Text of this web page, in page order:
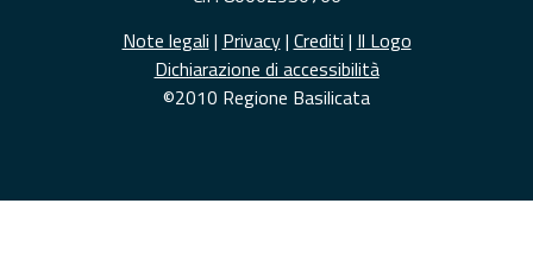
Note legali | Privacy| Crediti | Il Logo
Dichiarazione di accessibilità
©2010 Regione Basilicata